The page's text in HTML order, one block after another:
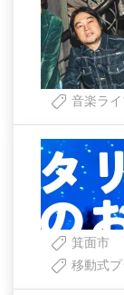
音楽ラ
箕面市
移動式